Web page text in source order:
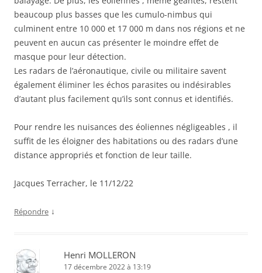
beaucoup plus basses que les cumulo-nimbus qui
culminent entre 10 000 et 17 000 m dans nos régions et ne
peuvent en aucun cas présenter le moindre effet de
masque pour leur détection.
Les radars de l’aéronautique, civile ou militaire savent
également éliminer les échos parasites ou indésirables
d’autant plus facilement qu’ils sont connus et identifiés.
Pour rendre les nuisances des éoliennes négligeables , il
suffit de les éloigner des habitations ou des radars d’une
distance appropriés et fonction de leur taille.
Jacques Terracher, le 11/12/22
Répondre ↓
Henri MOLLERON
17 décembre 2022 à 13:19